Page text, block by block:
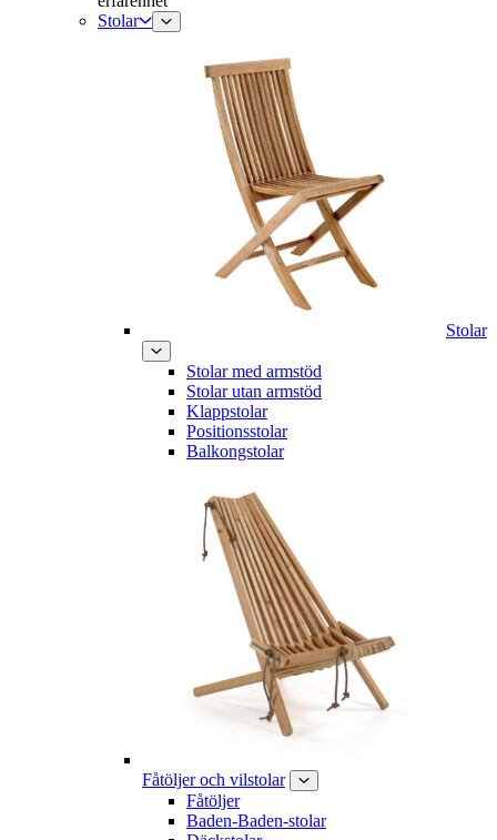
Stolar
Stolar
Stolar med armstöd
Stolar utan armstöd
Klappstolar
Positionsstolar
Balkongstolar
Fåtöljer och vilstolar
Fåtöljer
Baden-Baden-stolar